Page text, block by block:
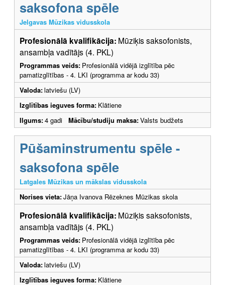
saksofona spēle
Jelgavas Mūzikas vidusskola
Profesionālā kvalifikācija: Mūziķis saksofonists,
ansambļa vadītājs (4. PKL)
Programmas veids: Profesionālā vidējā izglītība pēc
pamatizglītības - 4. LKI (programma ar kodu 33)
Valoda:latviešu (LV)
Izglītības ieguves forma: Klātiene
Ilgums:4 gadi Mācību/studiju maksa:Valsts budžets
Pūšaminstrumentu spēle -
saksofona spēle
Latgales Mūzikas un mākslas vidusskola
Norises vieta:Jāņa Ivanova Rēzeknes Mūzikas skola
Profesionālā kvalifikācija: Mūziķis saksofonists,
ansambļa vadītājs (4. PKL)
Programmas veids: Profesionālā vidējā izglītība pēc
pamatizglītības - 4. LKI (programma ar kodu 33)
Valoda:latviešu (LV)
Izglītības ieguves forma: Klātiene